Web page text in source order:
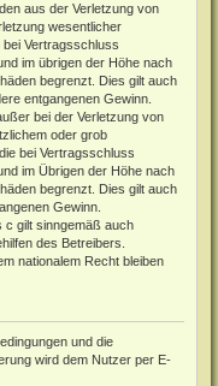
aus der Verletzung von
wesentlicher
bei Vertragsschluss
im übrigen der Höhe nach
begrenzt. Dies gilt auch
entgangenen Gewinn.
bei der Verletzung von
oder grob
bei Vertragsschluss
im Übrigen der Höhe nach
begrenzt. Dies gilt auch
Gewinn.
c gilt sinngemäß auch
des Betreibers.
nationalem Recht bleiben
und die
wird dem Nutzer per E-